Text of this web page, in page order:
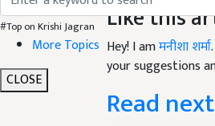
#Top on Krishi Jagran
More Topics
CLOSE
Like this
Hey! I amमनीशा शर्मा
your suggestions
Read next